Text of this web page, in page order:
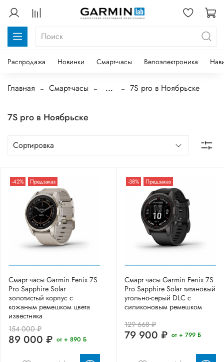
Распродажа Новинки Смарт-часы Велоэлектроника
Главная Смарт-часы ... 7S pro в Ноябрьске
7S pro в Ноябрьске
-42% Предзаказ
Смарт часы Garmin Fenix 7S
Pro Sapphire Solar
золотистый корпус с
кожаным ремешком цвета
известняка
154 000 ₽
89 000 ₽ от + 890 Б
-38% Предзаказ
Смарт часы Garmin Fenix 7S
Pro Sapphire Solar титановый
угольно-серый DLC с
силиконовым ремешком
129 668 ₽
79 900 ₽ от + 799 Б